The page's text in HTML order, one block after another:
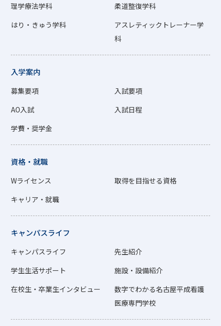
理学療法学科
柔道整復学科
はり・きゅう学科
アスレティックトレーナー学
科
入学案内
募集要項
入試要項
AO入試
入試日程
学費・奨学金
資格・就職
Wライセンス
取得を目指せる資格
キャリア・就職
キャンパスライフ
キャンパスライフ
先生紹介
学生生活サポート
施設・設備紹介
在校生・卒業生インタビュー
数字でわかる名古屋平成看護
医療専門学校